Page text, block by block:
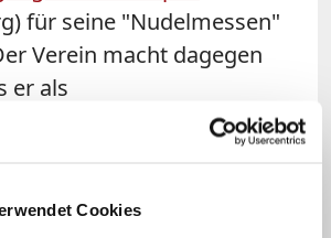
Cookies
für seine "Nudelmessen"
Verein macht dagegen
er als
das
mit Schildern auf die